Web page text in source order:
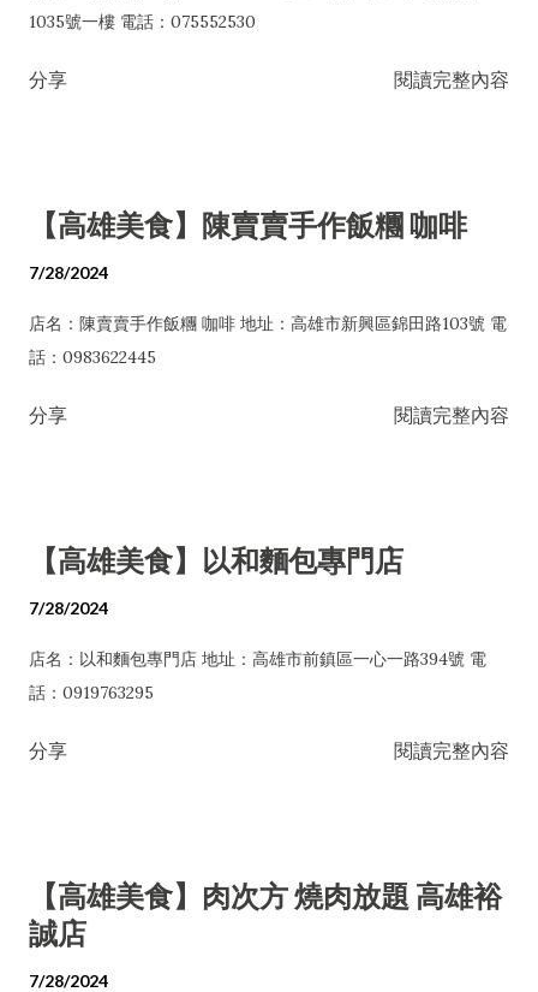
1035號一樓 電話：075552530
分享 閱讀完整內容
【高雄美食】陳賣賣手作飯糰 咖啡
7/28/2024
店名：陳賣賣手作飯糰 咖啡 地址：高雄市新興區錦田路103號 電
話：0983622445
分享 閱讀完整內容
【高雄美食】以和麵包專門店
7/28/2024
店名：以和麵包專門店 地址：高雄市前鎮區一心一路394號 電
話：0919763295
分享 閱讀完整內容
【高雄美食】肉次方 燒肉放題 高雄裕
誠店
7/28/2024